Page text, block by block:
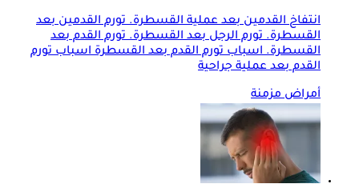
انتفاخ القدمين بعد عملية القسطرة. تورم القدمين بعد
القسطرة. تورم الرجل بعد القسطرة. تورم القدم بعد
القسطرة. اسباب تورم القدم بعد القسطرة اسباب تورم
القدم بعد عملية جراحية
أمراض مزمنة